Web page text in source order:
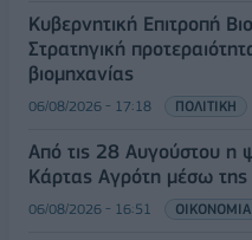
Κυβερνητική Επιτροπή
Στρατηγική
βιομηχανίας
06/08/2026 - 17:18 ΠΟΛΙΤΙΚΗ
Από τις 28 Αυγούστου η
Κάρτας Αγρότη μέσω
06/08/2026 - 16:51 ΟΙΚΟΝΟΜΙΑ